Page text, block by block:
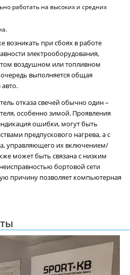
работать на высоких и средних
возникать при сбоях в работе
электрооборудования,
воздушном или топливном
выполняется общая
отказа свечей обычно один –
особенно зимой. Проявления
ошибки, могут быть
предпускового нагрева, а с
управляющего их включением/
может быть связана с низким
бортовой сети
причину позволяет компьютерная